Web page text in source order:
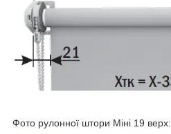
Фото рулонної штори Міні 19 верх: